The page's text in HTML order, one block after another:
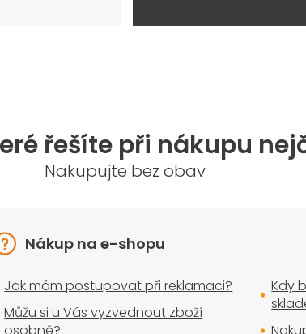
řešíte při nákupu
Nakupujte bez obav
Nákup na e-shopu
Jak mám postupovat při reklamaci?
Můžu si u Vás vyzvednout zboží
Kdy